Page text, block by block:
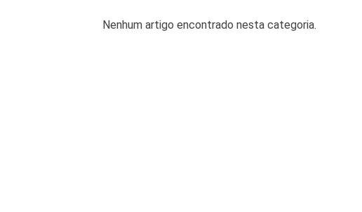
Nenhum artigo encontrado nesta categoria.